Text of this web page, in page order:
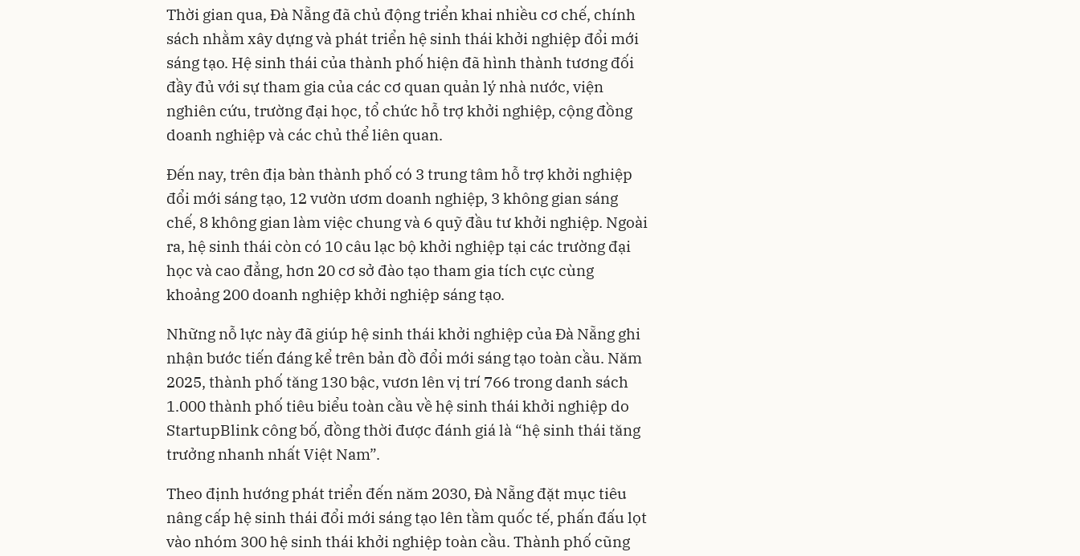
Thời gian qua, Đà Nẵng đã chủ động triển khai nhiều cơ chế, chính
sách nhằm xây dựng và phát triển hệ sinh thái khởi nghiệp đổi mới
sáng tạo. Hệ sinh thái của thành phố hiện đã hình thành tương đối
đầy đủ với sự tham gia của các cơ quan quản lý nhà nước, viện
nghiên cứu, trường đại học, tổ chức hỗ trợ khởi nghiệp, cộng đồng
doanh nghiệp và các chủ thể liên quan.
Đến nay, trên địa bàn thành phố có 3 trung tâm hỗ trợ khởi nghiệp
đổi mới sáng tạo, 12 vườn ươm doanh nghiệp, 3 không gian sáng
chế, 8 không gian làm việc chung và 6 quỹ đầu tư khởi nghiệp. Ngoài
ra, hệ sinh thái còn có 10 câu lạc bộ khởi nghiệp tại các trường đại
học và cao đẳng, hơn 20 cơ sở đào tạo tham gia tích cực cùng
khoảng 200 doanh nghiệp khởi nghiệp sáng tạo.
Những nỗ lực này đã giúp hệ sinh thái khởi nghiệp của Đà Nẵng ghi
nhận bước tiến đáng kể trên bản đồ đổi mới sáng tạo toàn cầu. Năm
2025, thành phố tăng 130 bậc, vươn lên vị trí 766 trong danh sách
1.000 thành phố tiêu biểu toàn cầu về hệ sinh thái khởi nghiệp do
StartupBlink công bố, đồng thời được đánh giá là “hệ sinh thái tăng
trưởng nhanh nhất Việt Nam”.
Theo định hướng phát triển đến năm 2030, Đà Nẵng đặt mục tiêu
nâng cấp hệ sinh thái đổi mới sáng tạo lên tầm quốc tế, phấn đấu lọt
vào nhóm 300 hệ sinh thái khởi nghiệp toàn cầu. Thành phố cũng